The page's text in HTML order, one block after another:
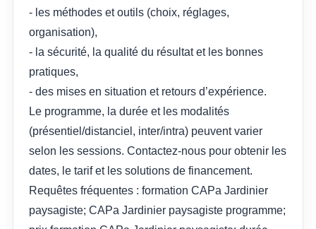
- les méthodes et outils (choix, réglages,
organisation),
- la sécurité, la qualité du résultat et les bonnes
pratiques,
- des mises en situation et retours d’expérience.
Le programme, la durée et les modalités
(présentiel/distanciel, inter/intra) peuvent varier
selon les sessions. Contactez-nous pour obtenir les
dates, le tarif et les solutions de financement.
Requêtes fréquentes : formation CAPa Jardinier
paysagiste; CAPa Jardinier paysagiste programme;